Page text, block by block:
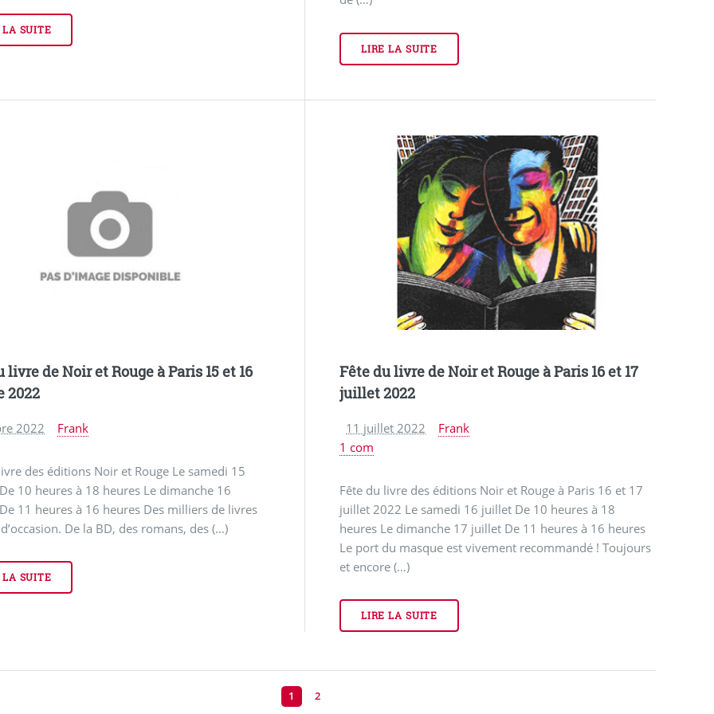
LA SUITE
LIRE LA SUITE
livre de Noir et Rouge à Paris 15 et 16
2022
2022 Frank
des éditions Noir et Rouge Le samedi 15
10 heures à 18 heures Le dimanche 16
11 heures à 16 heures Des milliers de livres
De la BD, des romans, des (…)
LA SUITE
Fête du livre de Noir et Rouge à Paris 16 et 17
juillet 2022
11 juillet 2022
Frank
1 com
Fête du livre des éditions Noir et Rouge à Paris 16 et 17
juillet 2022 Le samedi 16 juillet De 10 heures à 18
heures Le dimanche 17 juillet De 11 heures à 16 heures
Le port du masque est vivement recommandé ! Toujours
et encore (…)
LIRE LA SUITE
1 2